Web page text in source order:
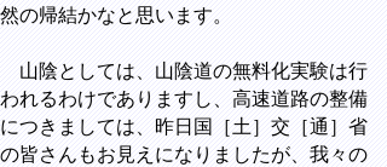
然の帰結かなと思います。
山陰としては、山陰道の無料化実験は行
われるわけでありますし、高速道路の整備
につきましては、昨日国［土］交［通］省
の皆さんもお見えになりましたが、我々の